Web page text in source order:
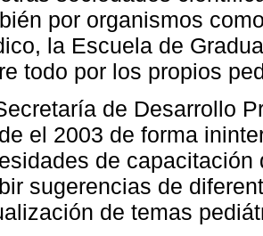
por organismos
la Escuela de
todo por los propios
de Desarrollo
el 2003 de forma
de
sugerencias de
de temas